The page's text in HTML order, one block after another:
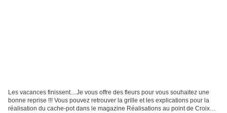
Les vacances finissent....Je vous offre des fleurs pour vous souhaitez une
bonne reprise !!! Vous pouvez retrouver la grille et les explications pour la
réalisation du cache-pot dans le magazine Réalisations au point de Croix